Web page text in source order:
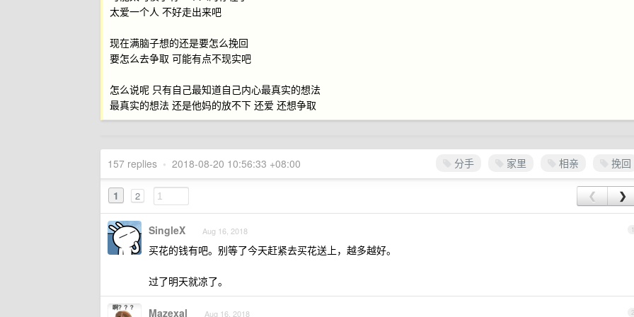
太爱一个人 不好走出来吧
现在满脑子想的还是要怎么挽回
要怎么去争取 可能有点不现实吧
怎么说呢 只有自己最知道自己内心最真实的想法
最真实的想法 还是他妈的放不下 还爱 还想争取
分手 家里 相亲 挽回
157 replies • 2018-08-20 10:56:33 +08:00
1 2 ❮ ❯
1
SingleX Aug 16, 2018
买花的钱有吧。别等了今天赶紧去买花送上，越多越好。
过了明天就凉了。
2
Mazexal Aug 16, 2018